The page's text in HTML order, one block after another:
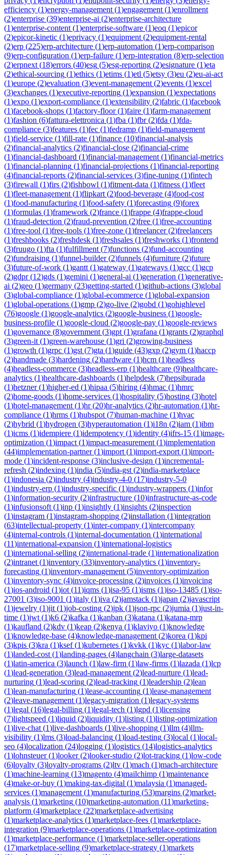
efficiency (1)energy-management (1)engagement (1)enrollment
(2)enterprise (39)enterprise-ai (2)enterprise-architecture
(1)enterprise-content (1)enterprise-software (1)eoq (1)epicor
(2)epicor-kinetic (1)eprivacy (1)equipment (2)equipment-rental
(2)erp (225)erp-architecture (1)erp-automation (1)erp-comparison
(9)erp-configuration (1)erp-failure (1)erp-integration (8)erp-selection
(2)erpnext (18)errors (40)esg (5)esg-reporting (2)esignature (1)eta
(2)ethical-sourcing (1)ethics (1)etims (1)etl (5)etsy (3)eu (2)eu-ai-act
(1)europe (2)evaluation (3)event-management (2)events (1)excel
(3)exchanges (1)executive-reporting (1)expansion (1)expectations
(1)expo (1)export-compliance (1)extensibility (2)fabric (1)facebook
(1)facebook-shops (1)factory-floor(1)faire (1)farm-management
(1)fashion (6)fattura-elettronica (1)fba (1)fbr(2)fda (1)fda-
compliance (3)features (1)fec (1)fedramp (1)field-management
(1)field-service (1)fill-rate (1)finance (10)financial-analysis
(2)financial-analytics (2)financial-close (2)financial-crime
(1)financial-dashboard (1)financial-management (1)financial-metrics
(1)financial-planning (1)financial-projections (1)financial-reporting
(4)financial-reports (2)financial-services (3)fine-tuning (1)fintech
(3)firewall (1)firs (2)fishbowl (1)fitment-data (1)fitness (1)fleet
(1)fleet-management (1)flipkart (2)food-beverage (4)food-cost
(1)food-manufacturing (1)food-safety (1)forecasting (9)forex
(1)formulas (1)framework (2)france (1)frappe (4)frappe-cloud
(1)fraud-detection (2)fraud-prevention (2)free (1)free-accounting
(1)free-tool (1)free-tools (1)free-zone (1)freelancer(2)freelancers
(1)freshbooks (2)freshdesk (1)freshsales (1)freshworks (1)frontend
(3)fruugo (1)fta (1)fulfillment (7)functions (2)fund-accounting
(2)fundraising (1)funnel-builder(2)funnels (4)furniture (2)future
(3)future-of-work (1)gantt (1)gateway (1)gateways (1)gcc (1)gcp
(2)gdpr(12)gds (1)gemini (1)general-ai (1)generation (1)generative-
ai (2)geo (1)germany (23)getting-started (1)github-actions (3)global
(3)global-compliance (1)global-ecommerce (1)global-expansion
(1)global-operations (1)gmp (2)go-live (2)gobd (1)gohighlevel
(76)google (1)google-analytics (2)google-business (1)google-
business-profile (1)google-cloud (2)google-pay (1)google-reviews
(1)governance (8)government (3)gpt (1)grafana (1)grants (2)graphql
(3)green-it (1)green-warehouse (1)gri (2)growing-business
(1)growth (1)grpc (1)gst (7)gta (1)guide (43)gxp (2)gym (1)haccp
(2)handmade (3)hardening (2)hardware (1)hcm (1)headless
(4)headless-commerce (3)headless-erp (1)healthcare (9)healthcare-
analytics (1)healthcare-dashboards (1)helpdesk (7)hepsiburada
(1)hetzner(1)higher-ed (1)hipaa (5)hiring (4)hmac (1)hmrc
(2)home-goods (1)home-services (1)hospitality (5)hosting (3)hotel
(1)hotel-management (1)hr(20)hr-analytics (2)hr-automation (1)hr-
compliance (1)hrms (1)hubspot (7)human-machine (1)hvac
(2)hybrid (1)hydrogen (3)hyperautomation (1)i18n (2)iam (1)ibm
(1)icms (1)idempiere (1)idempotency (1)identity (4)ifrs-15 (1)image-
optimization (1)impact (1)impact-measurement (1)implementation
(44)implementation-partner(1)import (1)import-export (1)import-
mode (1)incident-response (3)inclusive-design (1)incremental-
refresh (2)indexing (1)india (5)india-gst (2)india-marketplace
(1)indonesia (2)industry (4)industry-4-0 (17)industry-5-0
(1)industry-erp (1)industry-specific (1)industry-wrappers (1)infor
(1)information-security (2)infrastructure (10)infrastructure-as-code
(1)infusionsoft (1)inp (1)insightly (1)insights (2)inspection
(1)instagram (1)instagram-shopping (2)installation (1)integration
(63)intellectual-property (1)inter-company (1)intercompany
(4)internal-controls (1)internal-documentation (1)international
(11)international-expansion (1)international-logistics
(1)international-selling (2)international-trade (1)internationalization
(2)intranet (1)inventory (33)inventory-analytics (1)inventory-
forecasting (1)inventory-management (5)inventory-optimization
(1)inventory-sync (4)invoice-processing (2)invoices (1)invoicing
(1)ios-android (1)iot (11)iqms (1)isa-95 (1)isms (1)iso-13485 (1)iso-
27001 (3)iso-9001 (1)italy (1)iva (2)jamstack (1)japan (2)javascript
(1)jewelry (1)jit (1)job-costing (2)jpk (1)json-rpc (2)jumia (1)just-in-
time (1)jwt (1)k6 (2)kafka (1)kanban (3)katana (1)katana-mrp
(1)kaufland (2)kdv (1)keap (2)kenya (1)klaviyo (1)knowledge
(1)knowledge-base (4)knowledge-management (2)korea (1)kpi
(3)kpis (3)kra (1)ksef(1)kubernetes (1)kvkk (1)kyc (1)labor-law
(1)landed-cost (1)landing-pages (4)langchain (3)large-datasets
(1)latin-america (3)launch (1)law-firm (1)law-firms (1)lazada (1)lcp
(1)lead-generation (3)lead-management (2)lead-nurture (1)lead-
nurturing (1)lead-scoring (2)lead-tracking (1)leadership (2)lean
(1)lean-manufacturing (1)lease-accounting (1)lease-management
(2)leave-management (1)legacy-migration (1)legacy-systems
(1)legal (16)legal-billing (1)legal-tech (1)lgpd (1)licensing
(7)lightspeed (1)liquid (2)liquidity (1)listing (1)listing-optimization
(1)live-chat (1)live-dashboards (1)live-shopping (1)llm (4)llm-
visibility (1)lms (3)load-balancing (1)load-testing (3)local (1)local-
seo (4)localization (24)logging (1)logistics (14)logistics-analytics
(1)lohnsteuer(1)looker(2)looker-studio (2)lot-tracking (1)low-code
(6)loyalty (3)loyalty-programs (2)ltv (1)mach (1)mach-architecture
(1)machine-learning (13)magento (4)mailchimp (1)maintenance
(4)make-or-buy (1)making-tax-digital (1)malaysia (1)managed-
services (1)management (1)manufacturing (53)margins (2)market-
analysis (1)marketing (10)marketing-automation (11)marketing-
platform (4)marketplace (22)marketplace-advertising
(1)marketplace-analytics (1)marketplace-fees (1)marketplace-
integration (9)marketplace-operations (1)marketplace-optimization
(1)marketplace-performance (1)marketplace-seller-operations
(17)marketplace-selling (9)marketplace-strategy (1)markets